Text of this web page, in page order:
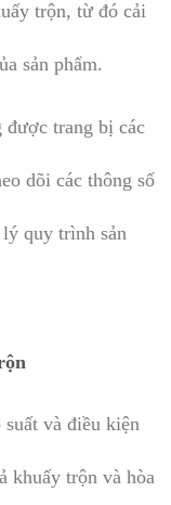
trộn, từ đó cải
sản phẩm.
được trang bị các
dõi các thông số
quy trình sản
và điều kiện
khuấy trộn và hòa